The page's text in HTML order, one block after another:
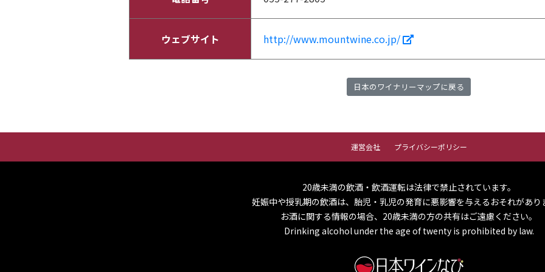
ウェブサイト http://www.mountwine.co.jp/
日本のワイナリーマップに戻る
運営会社 プライバシーポリシー
20歳未満の飲酒・飲酒運転は法律で禁止されています。
妊娠中や授乳期の飲酒は、胎児・乳児の発育に悪影響を与えるおそれがあり
お酒に関する情報の場合、20歳未満の方の共有はご遠慮ください。
Drinking alcohol under the age of twenty is prohibited by law.